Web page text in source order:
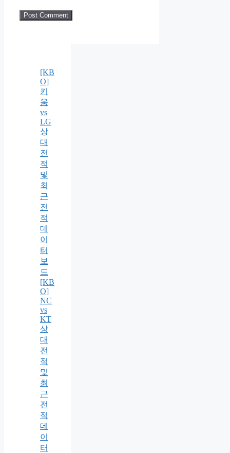
[KB
O]
키
움
vs
LG
상
대
전
적
및
최
근
전
적
데
이
터
보
드
[KB
O]
NC
vs
KT
상
대
전
적
및
최
근
전
적
데
이
터